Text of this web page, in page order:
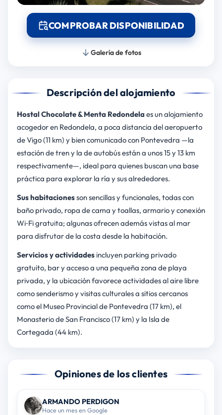
COMPROBAR DISPONIBILIDAD
Galería de fotos
Descripción del alojamiento
Hostal Chocolate & Menta Redondelaes un alojamiento
acogedor en Redondela, a poca distancia del aeropuerto
de Vigo (11 km) y bien comunicado con Pontevedra —la
estación de tren y la de autobús están a unos 15 y 13 km
respectivamente—, ideal para quienes buscan una base
práctica para explorar la ría y sus alrededores.
Sus habitacionesson sencillas y funcionales, todas con
baño privado, ropa de cama y toallas, armario y conexión
Wi‑Fi gratuita; algunas ofrecen además vistas al mar
para disfrutar de la costa desde la habitación.
Servicios y actividadesincluyen parking privado
gratuito, bar y acceso a una pequeña zona de playa
privada, y la ubicación favorece actividades al aire libre
como senderismo y visitas culturales a sitios cercanos
como el Museo Provincial de Pontevedra (17 km), el
Monasterio de San Francisco (17 km) y la Isla de
Cortegada (44 km).
Opiniones de los clientes
ARMANDO PERDIGON
Hace un mes en Google